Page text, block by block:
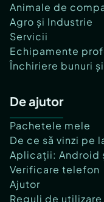
Animale de
Agro și Industrie
Servicii
Echipamente
Închiriere bunuri
De ajutor
Pachetele mele
De ce să vinzi pe
Aplicații: Android
Verificare telefon
Ajutor
Reguli de utilizare